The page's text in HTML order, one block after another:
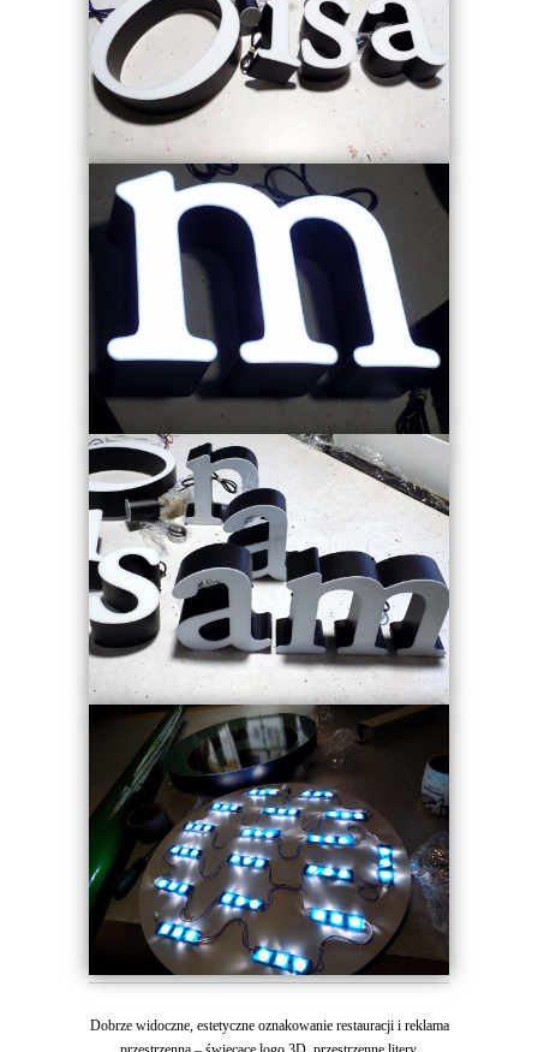
Dobrze widoczne, estetyczne oznakowanie restauracji i reklama